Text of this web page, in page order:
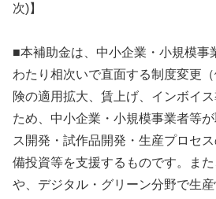
次)】
■本補助金は、中小企業・小規模事
わたり相次いで直面する制度変更
険の適用拡大、賃上げ、インボイ
ため、中小企業・小規模事業者等
ス開発・試作品開発・生産プロセ
備投資等を支援するものです。ま
や、デジタル・グリーン分野で生